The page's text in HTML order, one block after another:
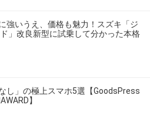
強いうえ、価格も魅力！スズキ「ジ
」改良新型に試乗して分かった本格
し」の極上スマホ5選【GoodsPress
】